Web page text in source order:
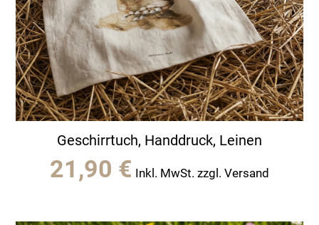
Geschirrtuch, Handdruck, Leinen
21,90 € Inkl. MwSt. zzgl. Versand